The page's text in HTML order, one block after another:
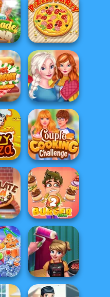
Yummy Donut
Factory
Pizza Party
Sisters
Thanksgiving
Dinner
Couple Cooking
Challenge
Pizza Super Burger 2